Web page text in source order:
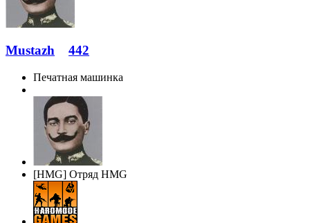
Mustazh 442
Печатная машинка
[HMG] Отряд HMG